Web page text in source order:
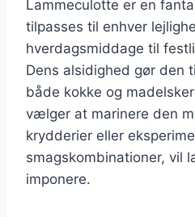
Lammeculotte er en
tilpasses til enhver
hverdagsmiddage til
Dens alsidighed gør den
både kokke og
vælger at marinere den
krydderier eller
smagskombinationer, vil
imponere.